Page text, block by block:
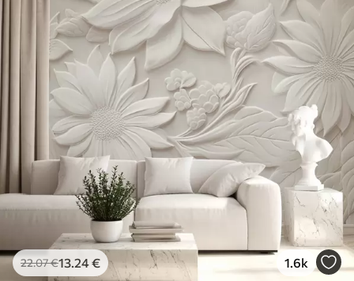
22.07€13 .24€ 1.6k